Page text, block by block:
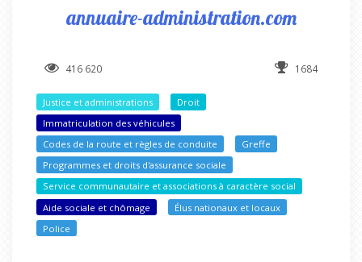
annuaire-administration.com
416 620 1684
Justice et administrations
Droit
Immatriculation des véhicules
Codes de la route et règles de conduite
Greffe
Programmes et droits d'assurance sociale
Service communautaire et associations à caractère social
Aide sociale et chômage
Élus nationaux et locaux
Police